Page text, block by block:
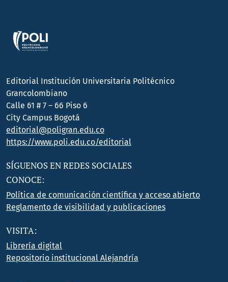
Editorial Institución Universitaria Politécnico
Grancolombiano
Calle 61 # 7 – 66 Piso 6
City Campus Bogotá
editorial@poligran.edu.co
https://www.poli.edu.co/editorial
SÍGUENOS EN REDES SOCIALES
CONOCE:
Política de comunicación científica y acceso abierto
Reglamento de visibilidad y publicaciones
VISITA:
Librería digital
Repositorio institucional Alejandría